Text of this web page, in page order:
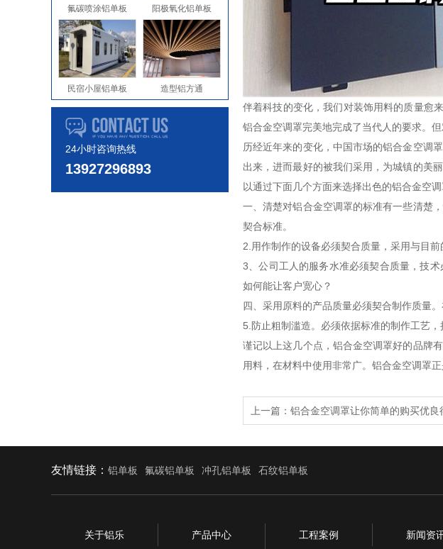
氟碳喷涂铝单板 阳极氧化铝单板
民宿小屋铝单板 造型铝方通
24小时咨询热线
13927296893
伴着科技的变化，我们对装饰用料的质量愈
铝合金空调罩完美地完成了当代人的要求。
历经近年来的变化，中国市场的铝合金空调
出来，进而最好的被我们采用，为城镇的美
以通过下面几个方面来选择出色的铝合金空调
一、清楚对铝合金空调罩的标准有一些清楚
契合标准。
2.用作制作的设备必须契合质量，采用与目
3、公司工人的服务水准必须契合质量，技
如何能让客户宽心？
四、采用原料的产品质量必须契合制作质量
5.防止粗制滥造。必须依据标准的制作工艺，
谨记以上这几个点，铝合金空调罩好的品牌
用料，在材料中使用非常广。铝合金空调罩
上一篇： 铝合金空调罩让你简单的购买优良
友情链接： 铝单板 氟碳铝单板 冲孔铝单板 石纹铝单板
关于铝乐 产品中心 工程案例 新闻资